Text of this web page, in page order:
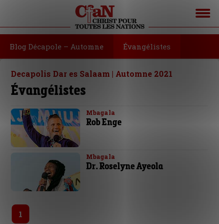
Blog Décapole – Automne Évangélistes
Decapolis Dar es Salaam | Automne 2021
Évangélistes
Mbagala
Rob Enge
Mbagala
Dr. Roselyne Ayeola
1